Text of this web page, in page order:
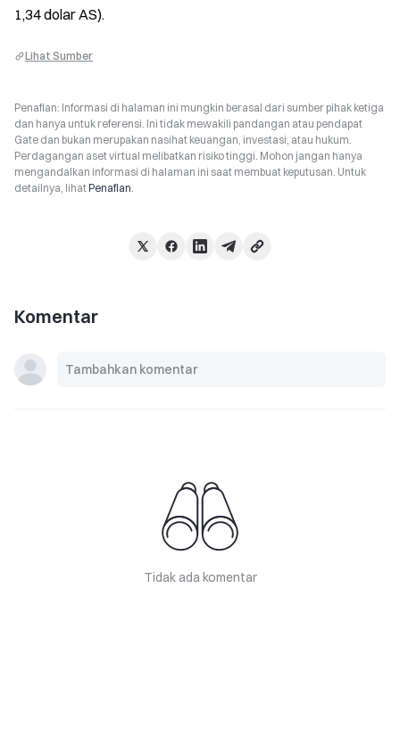
1,34 dolar AS).
Lihat Sumber
Penafian: Informasi di halaman ini mungkin berasal dari sumber pihak ketiga
dan hanya untuk referensi. Ini tidak mewakili pandangan atau pendapat
Gate dan bukan merupakan nasihat keuangan, investasi, atau hukum.
Perdagangan aset virtual melibatkan risiko tinggi. Mohon jangan hanya
mengandalkan informasi di halaman ini saat membuat keputusan. Untuk
detailnya, lihatPenafian.
Komentar
Tidak ada komentar